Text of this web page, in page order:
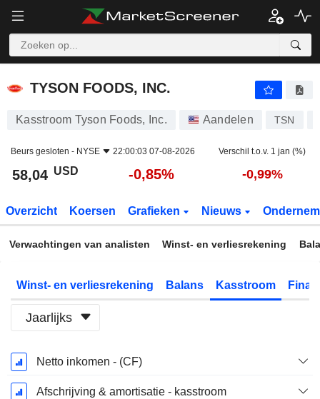
TYSON FOODS, INC.
TYSON FOODS, INC.
Kasstroom Tyson Foods, Inc. Aandelen TSN
Beurs gesloten - NYSE 22:00:03 07-08-2026 Verschil t.o.v. 1 jan (%)
58,04 USD -0,85% -0,99%
Overzicht Koersen Grafieken Nieuws
Verwachtingen van analisten Winst- en verliesrekening
Winst- en verliesrekening Balans Kasstroom
Jaarlijks
Start
boekjaar:
September
Netto inkomen - (CF)
Afschrijving & amortisatie - kasstroom